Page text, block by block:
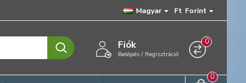
Magyar Ft Forint
Fiók
Belépés / Regisztráció
0
0